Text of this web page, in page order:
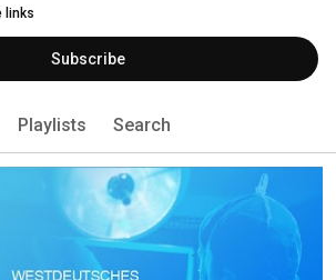
links
Subscribe
Playlists Search